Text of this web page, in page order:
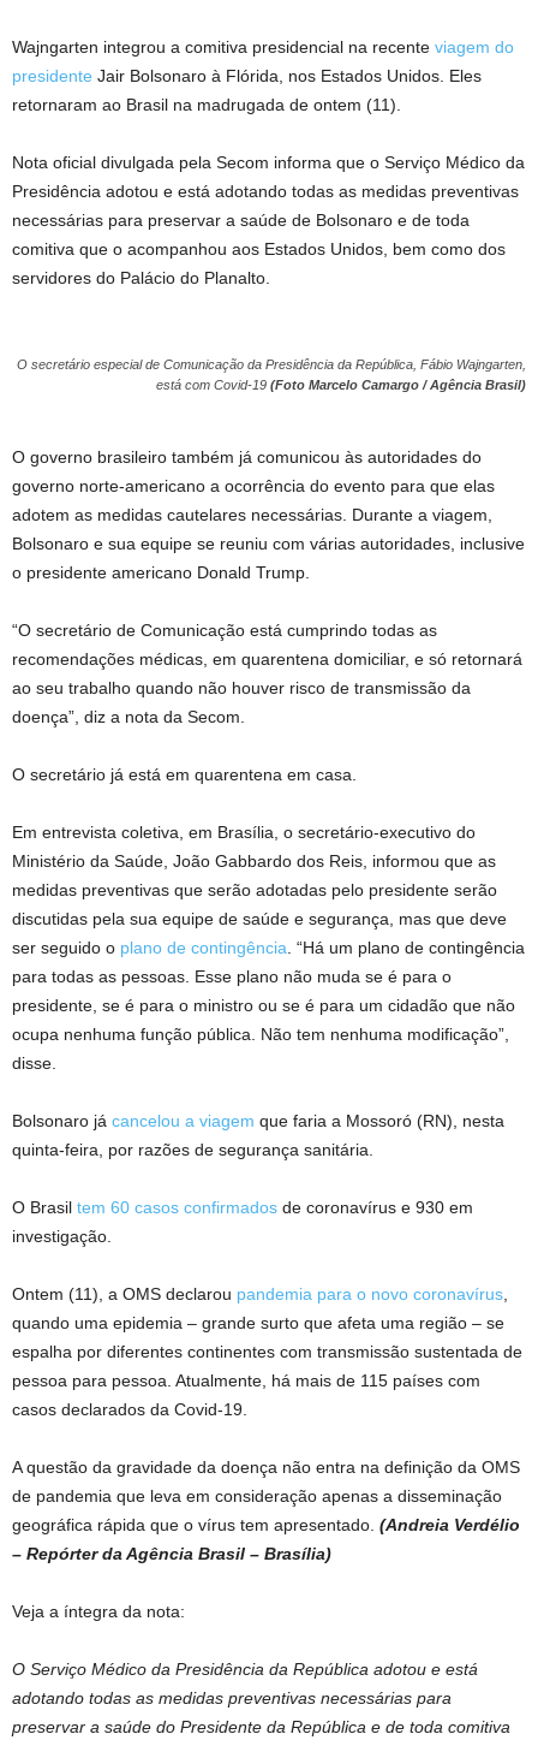
Wajngarten integrou a comitiva presidencial na recente viagem do
presidente Jair Bolsonaro à Flórida, nos Estados Unidos. Eles
retornaram ao Brasil na madrugada de ontem (11).
Nota oficial divulgada pela Secom informa que o Serviço Médico da
Presidência adotou e está adotando todas as medidas preventivas
necessárias para preservar a saúde de Bolsonaro e de toda
comitiva que o acompanhou aos Estados Unidos, bem como dos
servidores do Palácio do Planalto.
O secretário especial de Comunicação da Presidência da República, Fábio Wajngarten,
está com Covid-19 (Foto Marcelo Camargo / Agência Brasil)
O governo brasileiro também já comunicou às autoridades do
governo norte-americano a ocorrência do evento para que elas
adotem as medidas cautelares necessárias. Durante a viagem,
Bolsonaro e sua equipe se reuniu com várias autoridades, inclusive
o presidente americano Donald Trump.
“O secretário de Comunicação está cumprindo todas as
recomendações médicas, em quarentena domiciliar, e só retornará
ao seu trabalho quando não houver risco de transmissão da
doença”, diz a nota da Secom.
O secretário já está em quarentena em casa.
Em entrevista coletiva, em Brasília, o secretário-executivo do
Ministério da Saúde, João Gabbardo dos Reis, informou que as
medidas preventivas que serão adotadas pelo presidente serão
discutidas pela sua equipe de saúde e segurança, mas que deve
ser seguido o plano de contingência . “Há um plano de contingência
para todas as pessoas. Esse plano não muda se é para o
presidente, se é para o ministro ou se é para um cidadão que não
ocupa nenhuma função pública. Não tem nenhuma modificação”,
disse.
Bolsonaro já cancelou a viagem que faria a Mossoró (RN), nesta
quinta-feira, por razões de segurança sanitária.
O Brasil tem 60 casos confirmados de coronavírus e 930 em
investigação.
Ontem (11), a OMS declarou pandemia para o novo coronavírus
quando uma epidemia – grande surto que afeta uma região – se
espalha por diferentes continentes com transmissão sustentada de
pessoa para pessoa. Atualmente, há mais de 115 países com
casos declarados da Covid-19.
A questão da gravidade da doença não entra na definição da OMS
de pandemia que leva em consideração apenas a disseminação
geográfica rápida que o vírus tem apresentado. (Andreia Verdélio
– Repórter da Agência Brasil – Brasília)
Veja a íntegra da nota:
O Serviço Médico da Presidência da República adotou e está
adotando todas as medidas preventivas necessárias para
preservar a saúde do Presidente da República e de toda comitiva